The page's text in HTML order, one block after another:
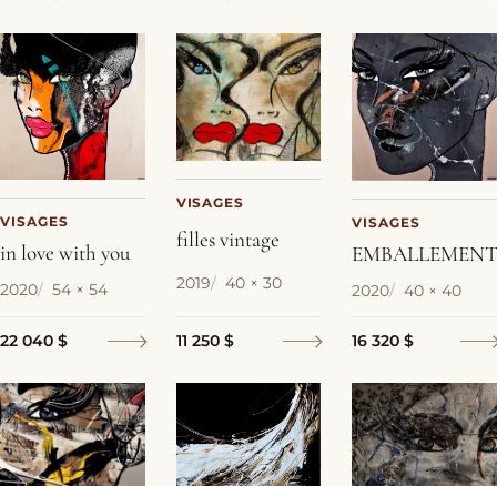
VISAGES
in love with you
2020 54 × 54
22 040 $
VISAGES
filles vintage
2019 40 × 30
11 250 $
VISAGES
2020 40 × 40
16 320 $